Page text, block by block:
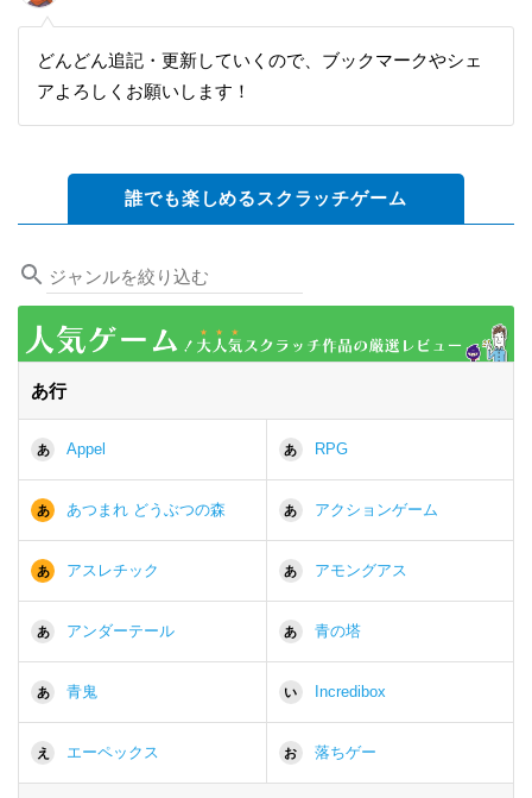
どんどん追記・更新していくので、ブックマークやシェ
アよろしくお願いします！
誰でも楽しめるスクラッチゲーム
あ行
あ Appel あ RPG
あ あつまれ どうぶつの森 あ アクションゲーム
あ アスレチック あ アモングアス
あ アンダーテール あ 青の塔
あ 青鬼 い Incredibox
え エーペックス お 落ちゲー